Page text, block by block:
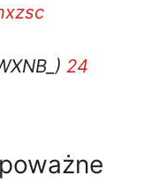
24